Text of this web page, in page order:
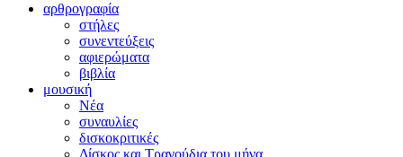
αρθρογραφία
στήλες
συνεντεύξεις
αφιερώματα
βιβλία
μουσική
Νέα
συναυλίες
δισκοκριτικές
Δίσκος και Τραγούδια του μήνα